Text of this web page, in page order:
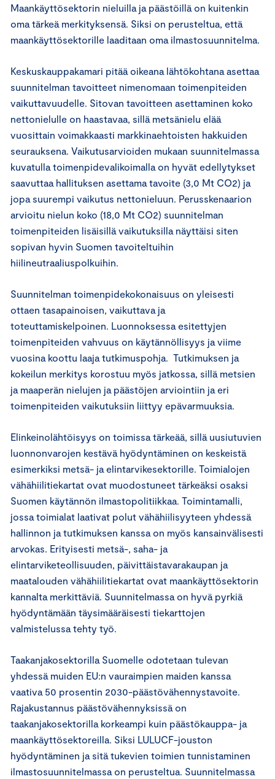
Maankäyttösektorin nieluilla ja päästöillä on kuitenkin
oma tärkeä merkityksensä. Siksi on perusteltua, että
maankäyttösektorille laaditaan oma ilmastosuunnitelma.
Keskuskauppakamari pitää oikeana lähtökohtana asettaa
suunnitelman tavoitteet nimenomaan toimenpiteiden
vaikuttavuudelle. Sitovan tavoitteen asettaminen koko
nettonielulle on haastavaa, sillä metsänielu elää
vuosittain voimakkaasti markkinaehtoisten hakkuiden
seurauksena. Vaikutusarvioiden mukaan suunnitelmassa
kuvatulla toimenpidevalikoimalla on hyvät edellytykset
saavuttaa hallituksen asettama tavoite (3,0 Mt CO2) ja
jopa suurempi vaikutus nettonieluun. Perusskenaarion
arvioitu nielun koko (18,0 Mt CO2) suunnitelman
toimenpiteiden lisäisillä vaikutuksilla näyttäisi siten
sopivan hyvin Suomen tavoiteltuihin
hiilineutraaliuspolkuihin.
Suunnitelman toimenpidekokonaisuus on yleisesti
ottaen tasapainoisen, vaikuttava ja
toteuttamiskelpoinen. Luonnoksessa esitettyjen
toimenpiteiden vahvuus on käytännöllisyys ja viime
vuosina koottu laaja tutkimuspohja. Tutkimuksen ja
kokeilun merkitys korostuu myös jatkossa, sillä metsien
ja maaperän nielujen ja päästöjen arviointiin ja eri
toimenpiteiden vaikutuksiin liittyy epävarmuuksia.
Elinkeinolähtöisyys on toimissa tärkeää, sillä uusiutuvien
luonnonvarojen kestävä hyödyntäminen on keskeistä
esimerkiksi metsä- ja elintarvikesektorille. Toimialojen
vähähiilitiekartat ovat muodostuneet tärkeäksi osaksi
Suomen käytännön ilmastopolitiikkaa. Toimintamalli,
jossa toimialat laativat polut vähähiilisyyteen yhdessä
hallinnon ja tutkimuksen kanssa on myös kansainvälisesti
arvokas. Erityisesti metsä-, saha- ja
elintarviketeollisuuden, päivittäistavarakaupan ja
maatalouden vähähiilitiekartat ovat maankäyttösektorin
kannalta merkittäviä. Suunnitelmassa on hyvä pyrkiä
hyödyntämään täysimääräisesti tiekarttojen
valmistelussa tehty työ.
Taakanjakosektorilla Suomelle odotetaan tulevan
yhdessä muiden EU:n vauraimpien maiden kanssa
vaativa 50 prosentin 2030-päästövähennystavoite.
Rajakustannus päästövähennyksissä on
taakanjakosektorilla korkeampi kuin päästökauppa- ja
maankäyttösektoreilla. Siksi LULUCF-jouston
hyödyntäminen ja sitä tukevien toimien tunnistaminen
ilmastosuunnitelmassa on perusteltua. Suunnitelmassa